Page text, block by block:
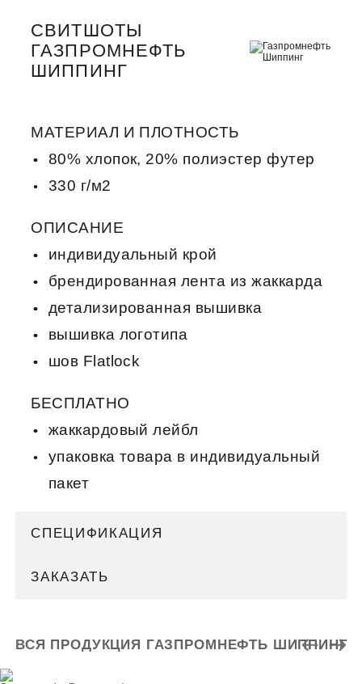
СВИТШОТЫ
ГАЗПРОМНЕФТЬ
ШИППИНГ
МАТЕРИАЛ И ПЛОТНОСТЬ
80% хлопок, 20% полиэстер футер
330 г/м2
ОПИСАНИЕ
индивидуальный крой
брендированная лента из жаккарда
детализированная вышивка
вышивка логотипа
шов Flatlock
БЕСПЛАТНО
жаккардовый лейбл
упаковка товара в индивидуальный
пакет
СПЕЦИФИКАЦИЯ
ЗАКАЗАТЬ
ВСЯ ПРОДУКЦИЯ ГАЗПРОМНЕФТЬ ШИППИНГ